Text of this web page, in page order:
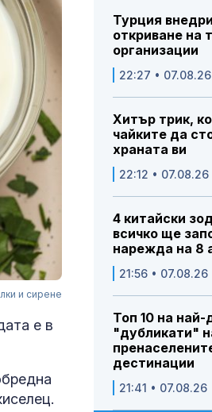
и сирене
е в
Турция
откриване на
организации
22:27 • 07.08.26
Хитър трик,
чайките да
храната ви
22:12 • 07.08.26
4 китайски
всичко ще
нарежда на 8
21:56 • 07.08.26
Топ 10 на най-
"дубликати"
дестинации
21:41 • 07.08.26